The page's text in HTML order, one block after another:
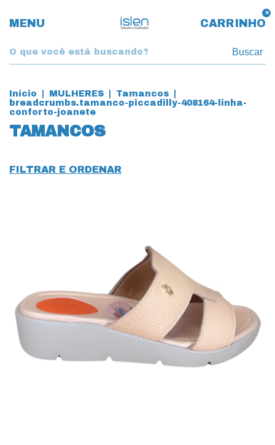
MENU CARRINHO
0
Buscar
Início MULHERES Tamancos
breadcrumbs.tamanco-piccadilly-408164-linha-
conforto-joanete
TAMANCOS
FILTRAR E ORDENAR